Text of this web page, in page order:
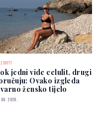
jedni vide celulit, drugi
Ovako izgleda
žensko tijelo
08. 2026.